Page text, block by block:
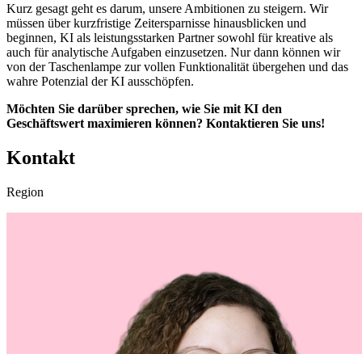
Kurz gesagt geht es darum, unsere Ambitionen zu steigern. Wir
müssen über kurzfristige Zeitersparnisse hinausblicken und
beginnen, KI als leistungsstarken Partner sowohl für kreative als
auch für analytische Aufgaben einzusetzen. Nur dann können wir
von der Taschenlampe zur vollen Funktionalität übergehen und das
wahre Potenzial der KI ausschöpfen.
Möchten Sie darüber sprechen, wie Sie mit KI den
Geschäftswert maximieren können? Kontaktieren Sie uns!
Kontakt
Region